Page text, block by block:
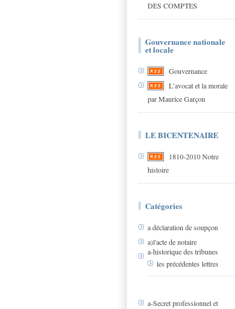
DES COMPTES
Gouvernance nationale
et locale
Gouvernance
L’avocat et la morale
par Maurice Garçon
LE BICENTENAIRE
1810-2010 Notre
histoire
Catégories
a déclaration de soupçon
a)l'acte de notaire
a-historique des tribunes
les précédentes lettres
a-Secret professionnel et